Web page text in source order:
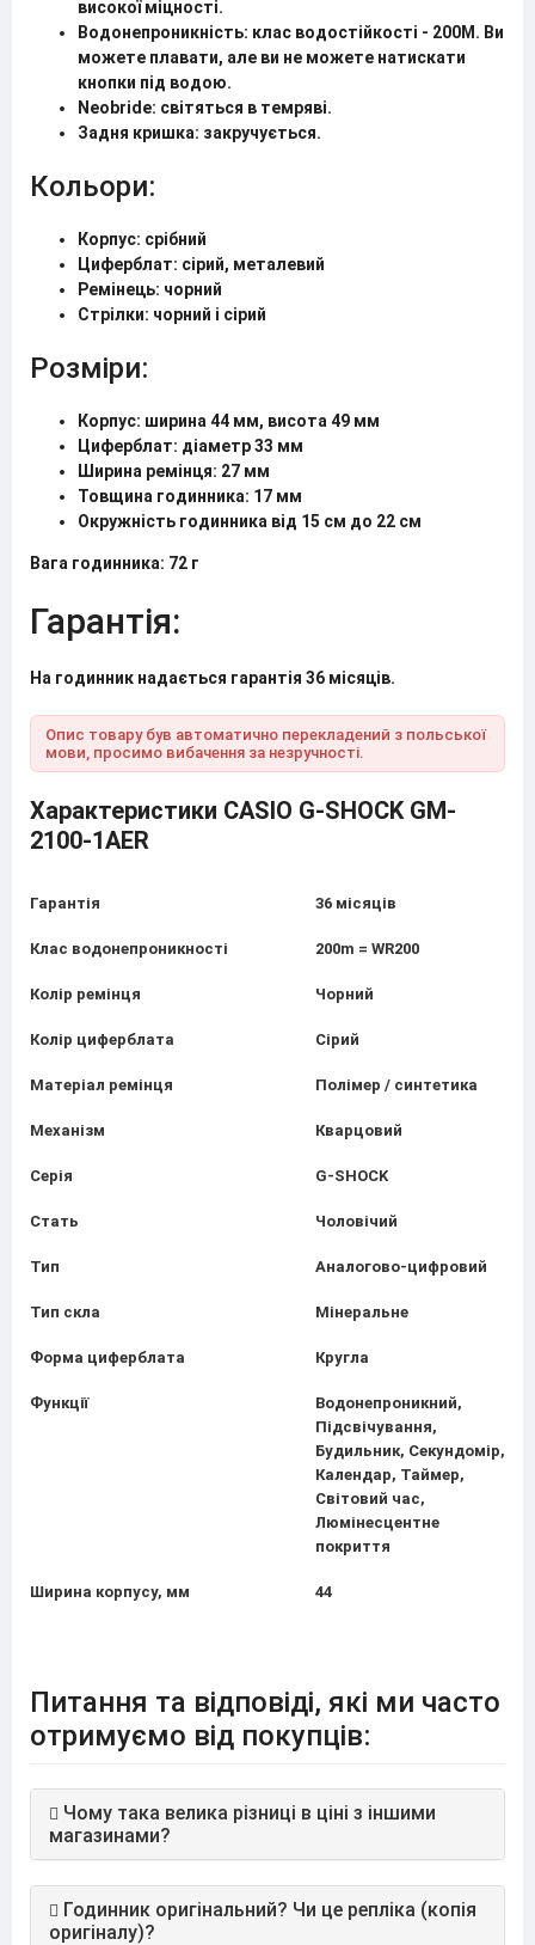
високої міцності.
Водонепроникність: клас водостійкості - 200M. Ви
можете плавати, але ви не можете натискати
кнопки під водою.
Neobride: світяться в темряві.
Задня кришка: закручується.
Кольори:
Корпус: срібний
Циферблат: сірий, металевий
Ремінець: чорний
Стрілки: чорний і сірий
Розміри:
Корпус: ширина 44 мм, висота 49 мм
Циферблат: діаметр 33 мм
Ширина ремінця: 27 мм
Товщина годинника: 17 мм
Окружність годинника від 15 см до 22 см
Вага годинника: 72 г
Гарантія:
На годинник надається гарантія 36 місяців.
Опис товару був автоматично перекладений з польської
мови, просимо вибачення за незручності.
Характеристики CASIO G-SHOCK GM-
2100-1AER
Гарантія 36 місяців
Клас водонепроникності 200m = WR200
Колір ремінця Чорний
Колір циферблата Сірий
Матеріал ремінця Полімер / синтетика
Механізм Кварцовий
Серія G-SHOCK
Стать Чоловічий
Тип Аналогово-цифровий
Тип скла Мінеральне
Форма циферблата Кругла
Функції
Водонепроникний,
Підсвічування,
Будильник, Секундомір,
Календар, Таймер,
Світовий час,
Люмінесцентне
покриття
Ширина корпусу, мм 44
Питання та відповіді, які ми часто
отримуємо від покупців:
Чому така велика різниці в ціні з іншими
магазинами?
Годинник оригінальний? Чи це репліка (копія
оригіналу)?